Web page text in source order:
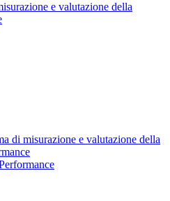
e valutazione della
di misurazione e valutazione della